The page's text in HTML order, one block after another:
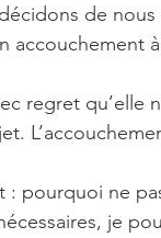
de
accouchement
regret
: pourquoi ne
je